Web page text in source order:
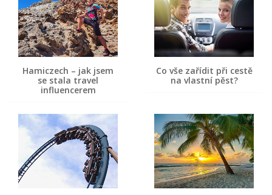
Hamiczech – jak jsem
se stala travel
influencerem
Co vše zařídit při cestě
na vlastní pěst?